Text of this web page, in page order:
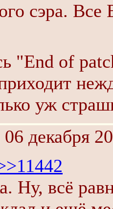
сэра. Все
"End of
уж
декабря
Ну, всё